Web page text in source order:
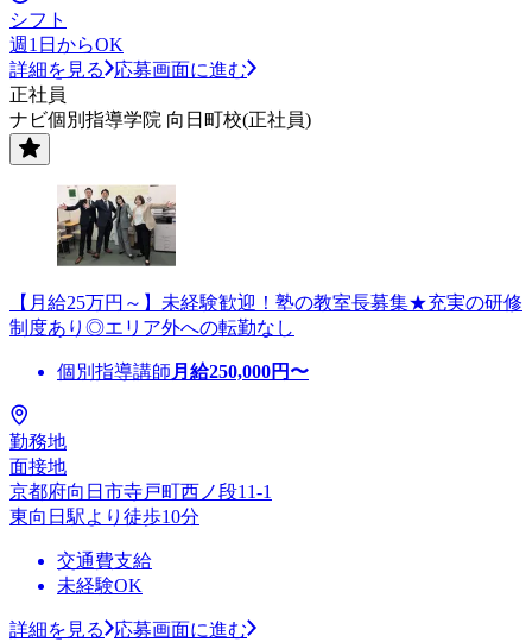
シフト
週1日からOK
詳細を見る
応募画面に進む
正社員
ナビ個別指導学院 向日町校(正社員)
【月給25万円～】未経験歓迎！塾の教室長募集★充実の研修
制度あり◎エリア外への転勤なし
個別指導講師 月給250,000円〜
勤務地
面接地
京都府向日市寺戸町西ノ段11-1
東向日駅より徒歩10分
交通費支給
未経験OK
詳細を見る 応募画面に進む